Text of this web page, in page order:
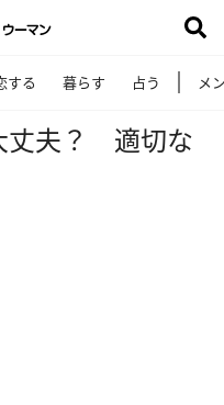
する 暮らす 占う メ
丈夫？ 適切な